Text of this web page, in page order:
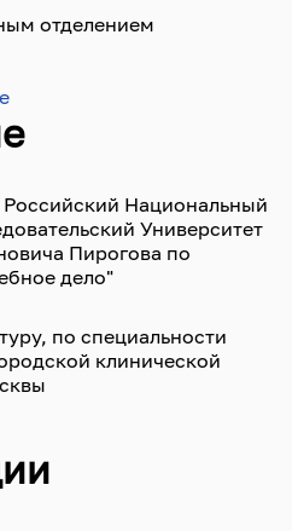
отделением
Национальный
Университет
Пирогова по
дело"
по специальности
клинической